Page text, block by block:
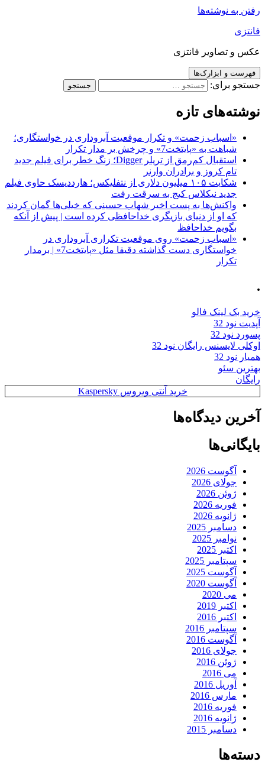
رفتن به نوشته‌ها
فانتزی
عکس و تصاویر فانتزی
فهرست و ابزارک‌ها
جستجو برای:
نوشته‌های تازه
«اسباب زحمت» و تکرار موقعیت آبروداری در خواستگاری؛
شباهت به «پایتخت7» و چرخش بر مدار تکرار
استقبال کم‌رمق از تریلر Digger؛ زنگ خطر برای فیلم جدید
تام کروز و برادران وارنر
شکایت ۱۰۵ میلیون دلاری از نتفلیکس؛ هارددیسک حاوی فیلم
جدید نیکلاس کیج به سرقت رفت
واکنش‌ها به پست اخیر شهاب حسینی که خیلی‌ها گمان کردند
که او از دنیای بازیگری خداحافظی کرده است | پیش از آنکه
بگویم خداحافظ
«اسباب زحمت» روی موقعیت تکراری آبروداری در
خواستگاری دست گذاشته دقیقا مثل «پایتخت7» | برمدار
تکرار
.
خرید بک لینک فالو
آپدیت نود 32
پسورد نود 32
اوکلی لایسنس رایگان نود 32
همیار نود 32
بهترین سئو
رایگان
خرید آنتی ویروس Kaspersky
آخرین دیدگاه‌ها
بایگانی‌ها
آگوست 2026
جولای 2026
ژوئن 2026
فوریه 2026
ژانویه 2026
دسامبر 2025
نوامبر 2025
اکتبر 2025
سپتامبر 2025
آگوست 2025
آگوست 2020
می 2020
اکتبر 2019
اکتبر 2016
سپتامبر 2016
آگوست 2016
جولای 2016
ژوئن 2016
می 2016
آوریل 2016
مارس 2016
فوریه 2016
ژانویه 2016
دسامبر 2015
دسته‌ها